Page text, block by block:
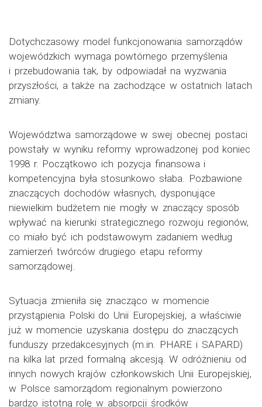
Dotychczasowy model funkcjonowania samorządów
wojewódzkich wymaga powtórnego przemyślenia
i przebudowania tak, by odpowiadał na wyzwania
przyszłości, a także na zachodzące w ostatnich latach
zmiany.
Województwa samorządowe w swej obecnej postaci
powstały w wyniku reformy wprowadzonej pod koniec
1998 r. Początkowo ich pozycja finansowa i
kompetencyjna była stosunkowo słaba. Pozbawione
znaczących dochodów własnych, dysponujące
niewielkim budżetem nie mogły w znaczący sposób
wpływać na kierunki strategicznego rozwoju regionów,
co miało być ich podstawowym zadaniem według
zamierzeń twórców drugiego etapu reformy
samorządowej.
Sytuacja zmieniła się znacząco w momencie
przystąpienia Polski do Unii Europejskiej, a właściwie
już w momencie uzyskania dostępu do znaczących
funduszy przedakcesyjnych (m.in. PHARE i SAPARD)
na kilka lat przed formalną akcesją. W odróżnieniu od
innych nowych krajów członkowskich Unii Europejskiej,
w Polsce samorządom regionalnym powierzono
bardzo istotną rolę w absorpcji środków